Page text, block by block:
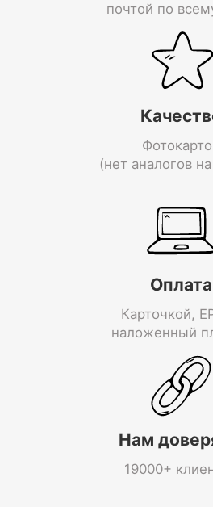
почтой по
(нет аналогов
Оплата
Карточкой,
наложенный
Нам
19000+